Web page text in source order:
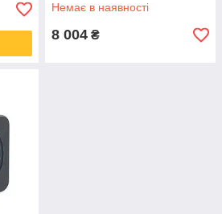
Немає в наявності
8 004 ₴